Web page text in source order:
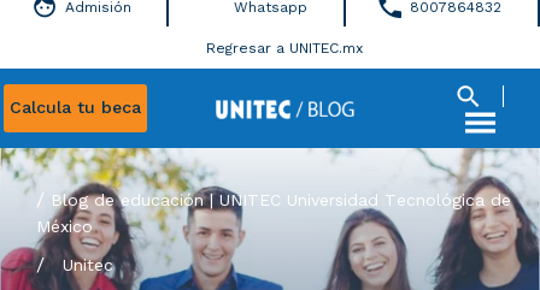
Calcula tu beca
Admisión Whatsapp 8007864832
Regresar a UNITEC.mx
Blog de educación | UNITEC Universidad Tecnológica de
México
/Unitec